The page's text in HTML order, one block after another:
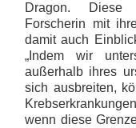
Dragon. Diese
Forscherin mit
damit auch
„Indem wir
außerhalb ihres
sich ausbreiten,
wenn diese